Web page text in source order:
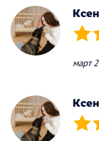
(*)
март
(*)